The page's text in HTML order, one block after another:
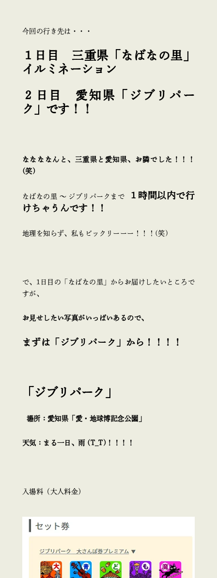
今回の行き先は・・・
１日目 三重県「なばなの里」
イルミネーション
２日目 愛知県「ジブリパー
ク」です！！
ななななんと、三重県と愛知県、お隣でした！！！
(笑)
なばなの里 ～ ジブリパークまで
１時間以内で行
けちゃうんです！！
地理を知らず、私もビックリーーー！！！(笑)
で、1日目の「なばなの里」からお届けしたいところで
すが、
お見せしたい写真がいっぱいあるので、
まずは「ジブリパーク」から！！！！
「ジブリパーク」
場所：愛知県「愛・地球博記念公園」
天気：まる一日、雨 (T_T)！！！！
入場料（大人料金）